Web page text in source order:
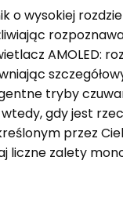
o wysokiej
AMOLED:
tryby
gdy jest
przez
liczne zalety